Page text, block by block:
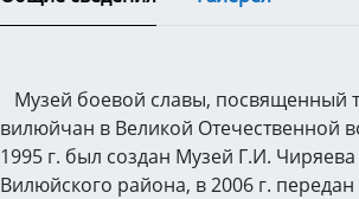
Музей боевой славы, посвященный
вилюйчан в Великой Отечественной
1995 г. был создан Музей Г.И.
Вилюйского района, в 2006 г.